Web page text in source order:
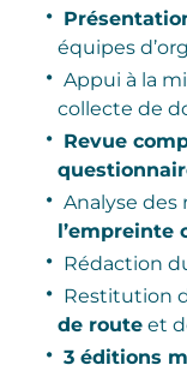
équipes
Appui à la
collecte de
Revue
Analyse des
l’empreinte
Rédaction
Restitution
de route et
3 éditions